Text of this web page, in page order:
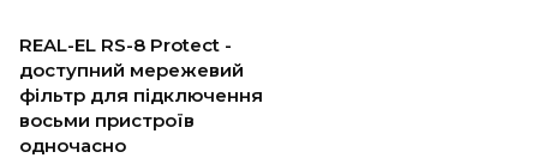
REAL-EL RS-8 Protect -
доступний мережевий
фільтр для підключення
восьми пристроїв
одночасно